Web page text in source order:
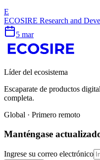
E
ECOSIRE Research and
5 mar
Líder del ecosistema
Escaparate de productos
completa.
Global · Primero remoto
Manténgase
Ingrese su correo electrónico